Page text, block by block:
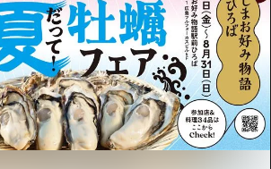
すすめ
ート
ベント・祭り
メ・酒
イクリング
デルコース一覧
Hiroshima 公式ガイド
島もしもトラベル
たらしい非日常
ット・体験
ポット・体験一覧
島市周辺
芸
ト